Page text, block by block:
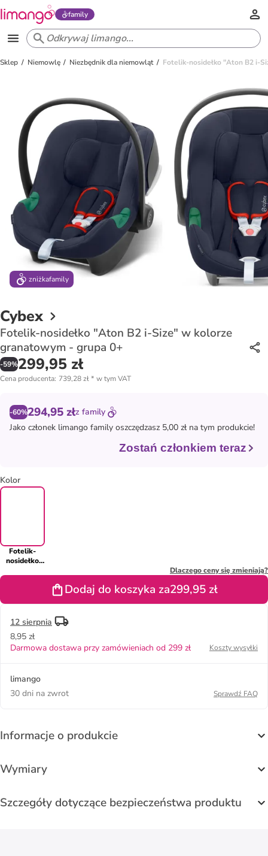
family
Sklep Niemowlę Niezbędnik dla niemowląt Fotelik-nosidełko "Aton B2 i-
zniżkafamily
Cybex
Fotelik-nosidełko "Aton B2 i-Size" w kolorze
granatowym - grupa 0+
-59%299,95 zł
Cena producenta: 739,28 zł* w tym VAT
-60%294,95 złz family
Jako członek limango family oszczędzasz 5,00 zł na tym produkcie!
Zostań członkiem teraz
Kolor
Fotelik-
nosidełko
Dlaczego ceny się zmieniają?
Dodaj do koszyka za299,95 zł
12 sierpnia
8,95 zł
Darmowa dostawa przy zamówieniach od 299 zł
Koszty wysyłki
limango
30 dni na zwrot
Sprawdź FAQ
Informacje o produkcie
Wymiary
Szczegóły dotyczące bezpieczeństwa produktu